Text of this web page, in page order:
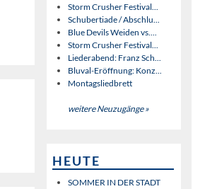
Storm Crusher Festival...
Schubertiade / Abschlu...
Blue Devils Weiden vs....
Storm Crusher Festival...
Liederabend: Franz Sch...
Bluval-Eröffnung: Konz...
Montagsliedbrett
weitere Neuzugänge »
HEUTE
SOMMER IN DER STADT